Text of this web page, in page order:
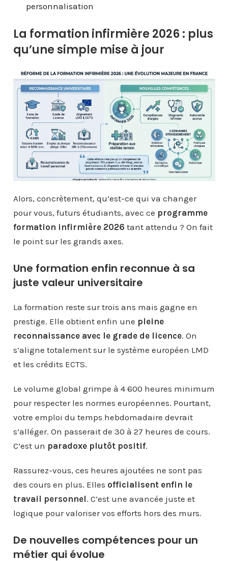
personnalisation
La formation infirmière 2026 : plus
qu’une simple mise à jour
Alors, concrètement, qu’est-ce qui va changer
pour vous, futurs étudiants, avec ce programme
formation infirmière 2026 tant attendu ? On fait
le point sur les grands axes.
Une formation enfin reconnue à sa
juste valeur universitaire
La formation reste sur trois ans mais gagne en
prestige. Elle obtient enfin une pleine
reconnaissance avec le grade de licence. On
s’aligne totalement sur le système européen LMD
et les crédits ECTS.
Le volume global grimpe à 4 600 heures minimum
pour respecter les normes européennes. Pourtant,
votre emploi du temps hebdomadaire devrait
s’alléger. On passerait de 30 à 27 heures de cours.
C’est un paradoxe plutôt positif.
Rassurez-vous, ces heures ajoutées ne sont pas
des cours en plus. Elles officialisent enfin le
travail personnel. C’est une avancée juste et
logique pour valoriser vos efforts hors des murs.
De nouvelles compétences pour un
métier qui évolue